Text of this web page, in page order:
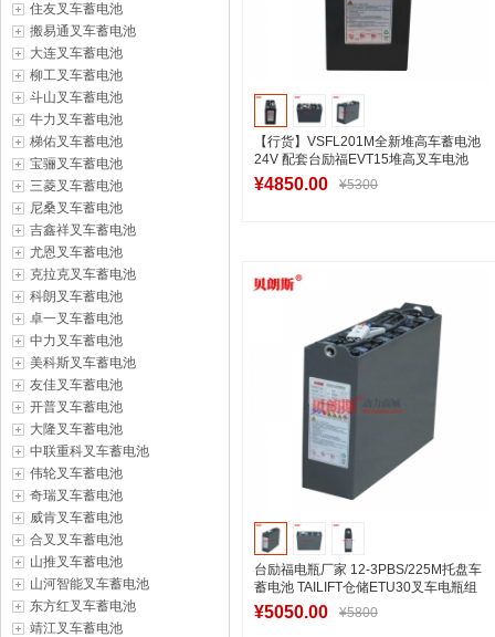
住友叉车蓄电池
搬易通叉车蓄电池
大连叉车蓄电池
柳工叉车蓄电池
斗山叉车蓄电池
牛力叉车蓄电池
梯佑叉车蓄电池
宝骊叉车蓄电池
三菱叉车蓄电池
尼桑叉车蓄电池
吉鑫祥叉车蓄电池
尤恩叉车蓄电池
克拉克叉车蓄电池
科朗叉车蓄电池
卓一叉车蓄电池
中力叉车蓄电池
美科斯叉车蓄电池
友佳叉车蓄电池
开普叉车蓄电池
大隆叉车蓄电池
中联重科叉车蓄电池
伟轮叉车蓄电池
奇瑞叉车蓄电池
威肯叉车蓄电池
合叉叉车蓄电池
山推叉车蓄电池
山河智能叉车蓄电池
东方红叉车蓄电池
靖江叉车蓄电池
【行货】VSFL201M全新堆高车蓄电池
24V 配套台励福EVT15堆高叉车电池
201Ah
¥4850.00 ¥5300
台励福电瓶厂家 12-3PBS/225M托盘车
蓄电池 TAILIFT仓储ETU30叉车电瓶组
¥5050.00 ¥5800